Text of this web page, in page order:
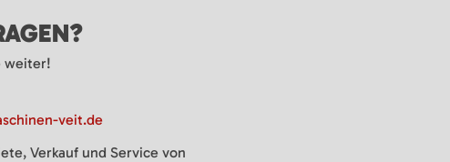
weiter!
veit.de
Verkauf und Service von